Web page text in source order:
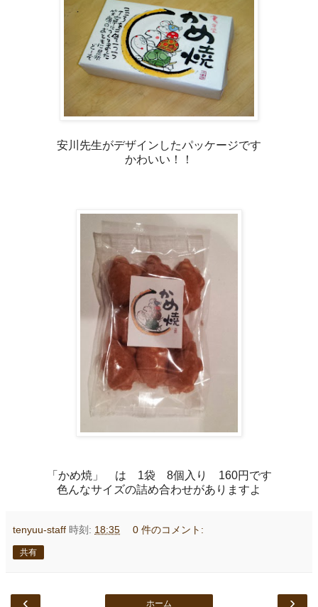
安川先生がデザインしたパッケージです
かわいい！！
「かめ焼」 は 1袋 8個入り 160円です
色んなサイズの詰め合わせがありますよ
tenyuu-staff 時刻: 18:35 0 件のコメント:
共有
‹ ›
ホーム